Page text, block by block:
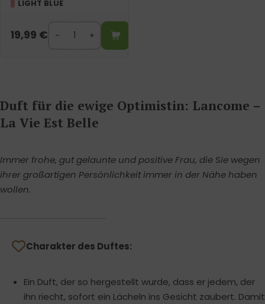
LIGHT BLUE
19,99 €
Duft für die ewige Optimistin: Lancome –
La Vie Est Belle
Immer frohe, gut gelaunte und positive Frau, die Sie wegen
ihrer großartigen Persönlichkeit immer in der Nähe haben
wollen.
Charakter des Duftes:
Ein Duft, der so hergestellt wurde, dass er jedem, der
ihn riecht, sofort ein Lächeln ins Gesicht zaubert. Damit